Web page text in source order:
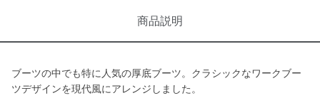
商品説明
ブーツの中でも特に人気の厚底ブーツ。クラシックなワークブー
ツデザインを現代風にアレンジしました。